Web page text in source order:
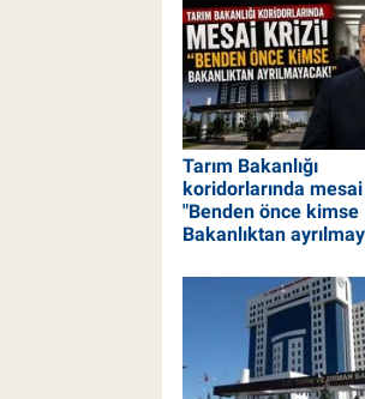
Tarım Bakanlığı
koridorlarında
"Benden önce kimse
Bakanlıktan